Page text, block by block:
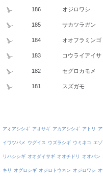
186 オジロワシ
185 サカツラガン
184 オオフラミンゴ
183 コウライアイサ
182 セグロカモメ
181 スズガモ
アオアシシギ アオサギ アカアシシギ アトリ
イワツバメ ウグイス ウズラシギ ウミネコ エ
リハシシギ オオダイサギ オオチドリ オオバン
キリ オグロシギ オジロトウネン オジロワシ